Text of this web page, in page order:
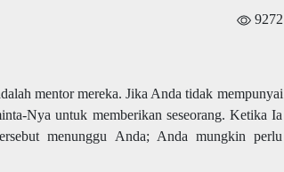
9272
mentor mereka. Jika Anda tidak mempunyai
Nya untuk memberikan seseorang. Ketika Ia
menunggu Anda; Anda mungkin perlu